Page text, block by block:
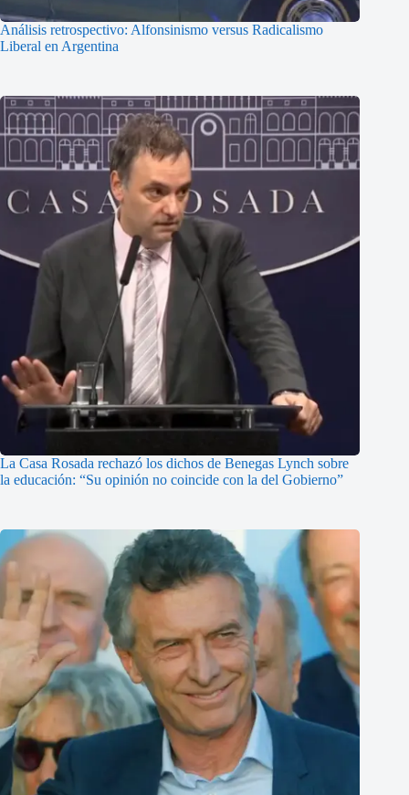
Análisis retrospectivo: Alfonsinismo versus Radicalismo
Liberal en Argentina
La Casa Rosada rechazó los dichos de Benegas Lynch sobre
la educación: “Su opinión no coincide con la del Gobierno”